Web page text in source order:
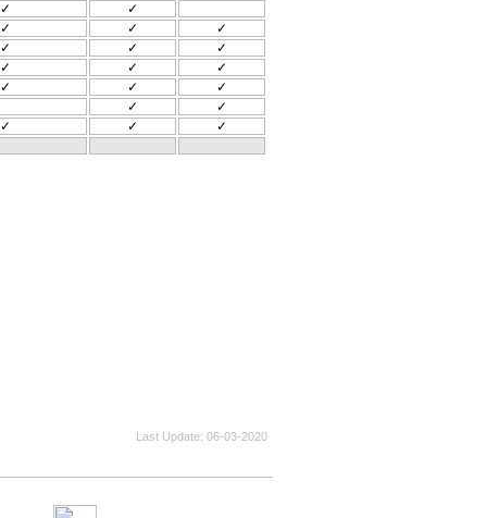
✓
✓
✓ ✓
✓
✓ ✓
✓
✓ ✓
✓
✓ ✓
✓
✓
✓
✓ ✓
✓
Last Update 06-03-2020